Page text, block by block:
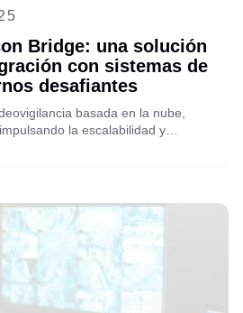
Bridge: una solución
con sistemas de
desafiantes
basada en la nube,
la escalabilidad y